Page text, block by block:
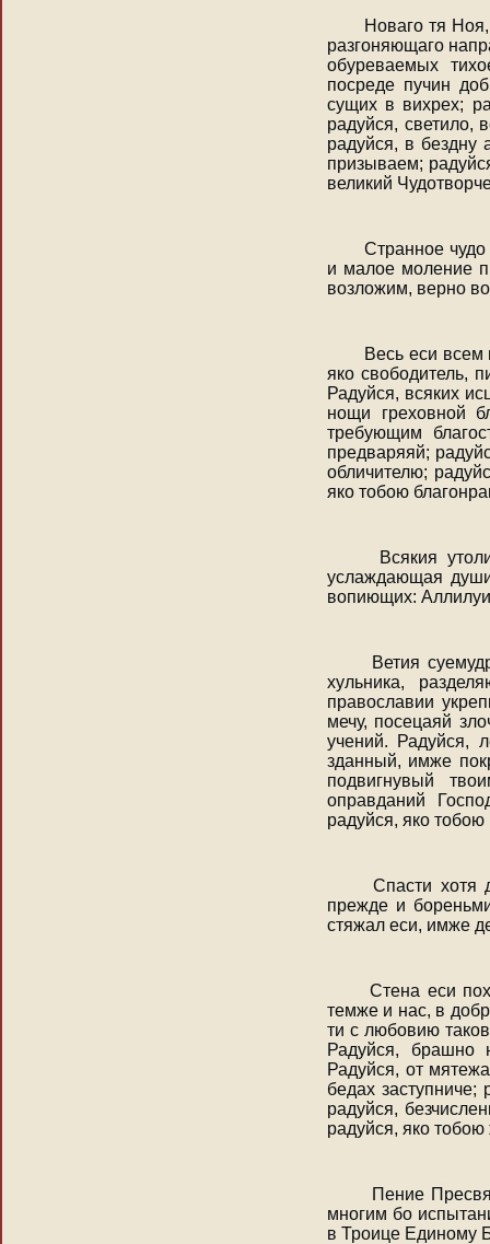
Новаго тя Ноя,
разгоняющаго
обуреваемых
посреде пучин
сущих в вихрех;
радуйся, светило,
радуйся, в бездну
призываем;
великий
Странное чудо
и малое моление
возложим, верно
Весь еси всем
яко свободитель,
Радуйся, всяких
нощи греховной
требующим
предваряяй;
обличителю;
яко тобою
Всякия утоли
услаждающая
вопиющих:
Ветия
хульника,
православии
мечу, посецаяй
учений. Радуйся,
зданный, имже
подвигнувый
оправданий
радуйся, яко
Спасти хотя
прежде и
стяжал еси, имже
Стена еси
темже и нас, в
ти с любовию
Радуйся, брашно
Радуйся, от
бедах заступниче;
радуйся,
радуйся, яко
Пение
многим бо
в Троице Единому